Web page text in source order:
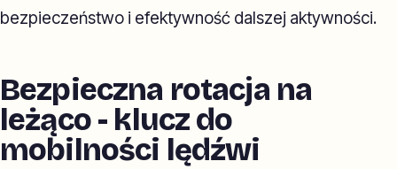
bezpieczeństwo i efektywność dalszej aktywności.
Bezpieczna rotacja na
leżąco - klucz do
mobilności lędźwi